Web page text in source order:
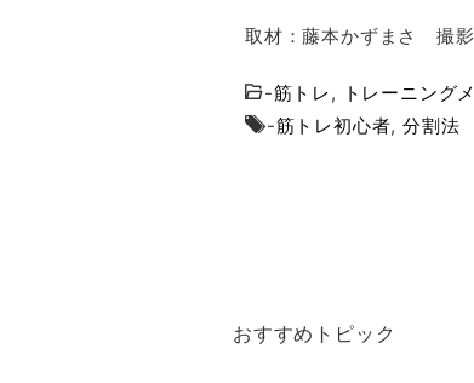
取材：藤本かずまさ 撮
-筋トレ, トレーニング
-筋トレ初心者,分割法
おすすめトピック